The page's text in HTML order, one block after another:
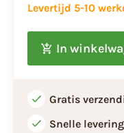
Levertijd 5-10
In
Gratis
Snelle